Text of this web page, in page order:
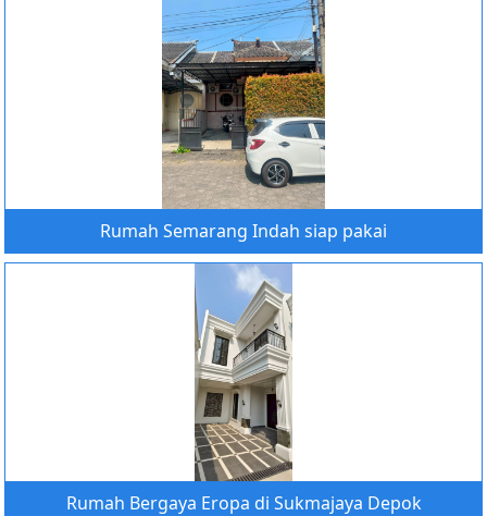
Rumah Semarang Indah siap pakai
Rumah Bergaya Eropa di Sukmajaya Depok